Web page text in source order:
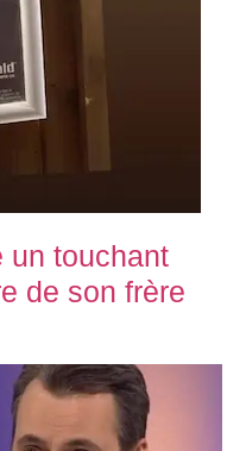
un touchant
de son frère